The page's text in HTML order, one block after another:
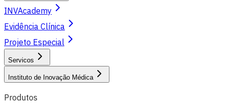
INVAcademy
Evidência Clínica
Projeto Especial
Servicos
Instituto de Inovação Médica
Produtos